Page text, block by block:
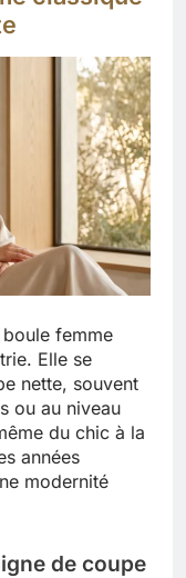
femme
Elle se
nette, souvent
ou au niveau
du chic à la
années
modernité
de coupe